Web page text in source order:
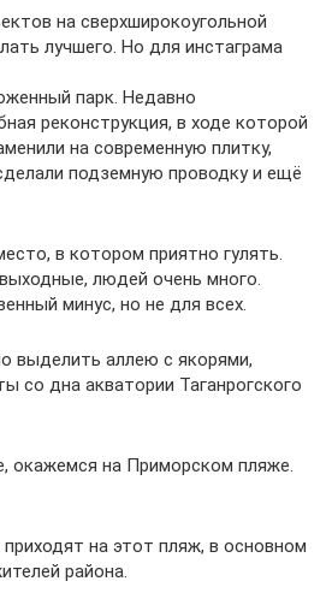
на сверхширокоугольной
лучшего. Но для инстаграма
парк. Недавно
реконструкция, в ходе которой
на современную плитку,
подземную проводку и ещё
в котором приятно гулять.
людей очень много.
минус, но не для всех.
выделить аллею с якорями,
со дна акватории Таганрогского
окажемся на Приморском пляже.
на этот пляж, в основном
района.